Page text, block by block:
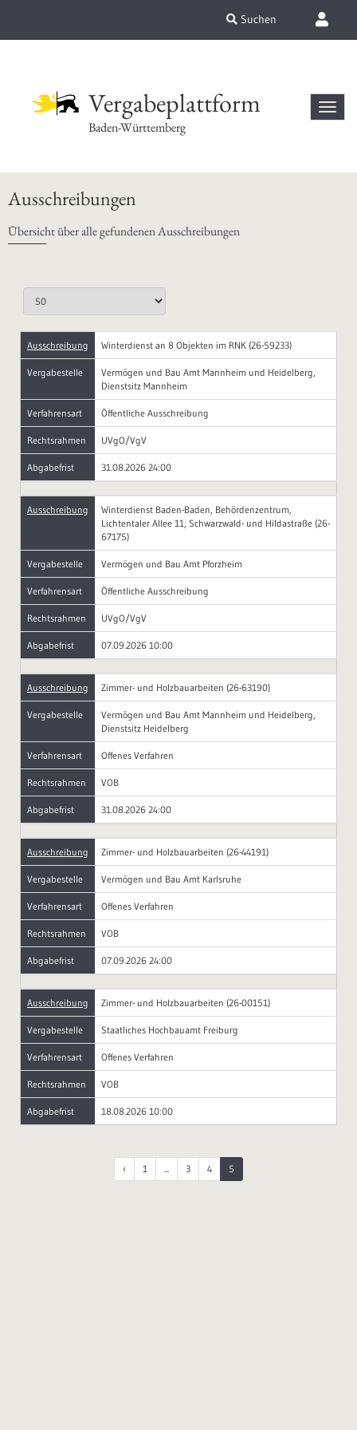
Suchen
Vergabeplattform
Baden-Württemberg
Ausschreibungen
Übersicht über alle gefundenen Ausschreibungen
Ausschreibung Winterdienst an 8 Objekten im RNK (26-59233)
Vergabestelle
Vermögen und Bau Amt Mannheim und Heidelberg,
Dienstsitz Mannheim
Verfahrensart Öffentliche Ausschreibung
Rechtsrahmen UVgO/VgV
Abgabefrist 31.08.2026 24:00
Ausschreibung
Winterdienst Baden-Baden, Behördenzentrum,
Lichtentaler Allee 11, Schwarzwald- und Hildastraße (26-
67175)
Vergabestelle Vermögen und Bau Amt Pforzheim
Verfahrensart Öffentliche Ausschreibung
Rechtsrahmen UVgO/VgV
Abgabefrist 07.09.2026 10:00
Ausschreibung Zimmer- und Holzbauarbeiten (26-63190)
Vergabestelle
Vermögen und Bau Amt Mannheim und Heidelberg,
Dienstsitz Heidelberg
Verfahrensart Offenes Verfahren
Rechtsrahmen VOB
Abgabefrist 31.08.2026 24:00
Ausschreibung Zimmer- und Holzbauarbeiten (26-44191)
Vergabestelle Vermögen und Bau Amt Karlsruhe
Verfahrensart Offenes Verfahren
Rechtsrahmen VOB
Abgabefrist 07.09.2026 24:00
Ausschreibung Zimmer- und Holzbauarbeiten (26-00151)
Vergabestelle Staatliches Hochbauamt Freiburg
Verfahrensart Offenes Verfahren
Rechtsrahmen VOB
Abgabefrist 18.08.2026 10:00
‹ 1 ... 3 4 5